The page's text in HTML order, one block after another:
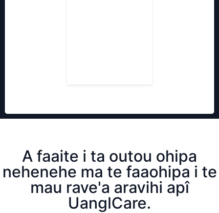
A faaite i ta outou ohipa
nehenehe ma te faaohipa i te
mau rave'a aravihi apî
UanglCare.